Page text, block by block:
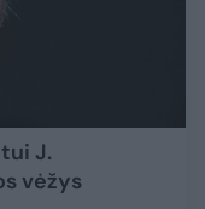
J.
vėžys